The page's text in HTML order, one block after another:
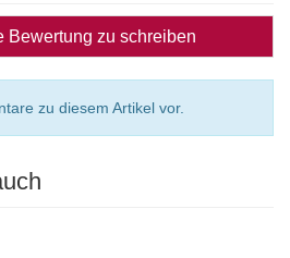
Bewertung zu schreiben
zu diesem Artikel vor.